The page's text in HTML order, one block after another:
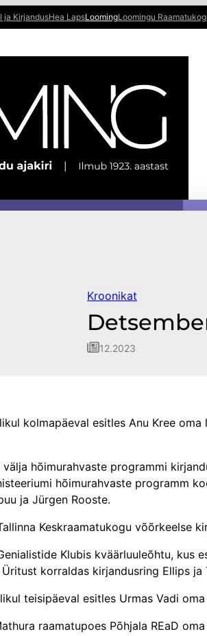
ja KirjandusHea LapsLoomingLoomingu
Kroonikat
12.2023
kolmapäeval esitles Anu Kree
hõimurahvaste programmi
hõimurahvaste programm
ja Jürgen Rooste.
Keskraamatu­kogu võõrkeelse
Klubis kväärluuleõhtu, kus
korraldas kirjandusring Ellips
teisipäeval esitles Urmas Vadi
raamatupoes Põhjala REaD